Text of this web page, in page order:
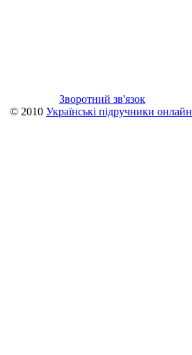
Зворотний зв'язок
© 2010 Українські підручники онлайн